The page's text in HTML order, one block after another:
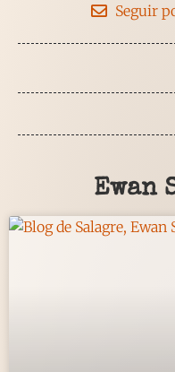
Seguir
Ewan